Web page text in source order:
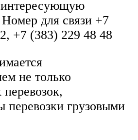
интересующую
для связи +7
+7 (383) 229 48 48
не только
перевозки грузовыми